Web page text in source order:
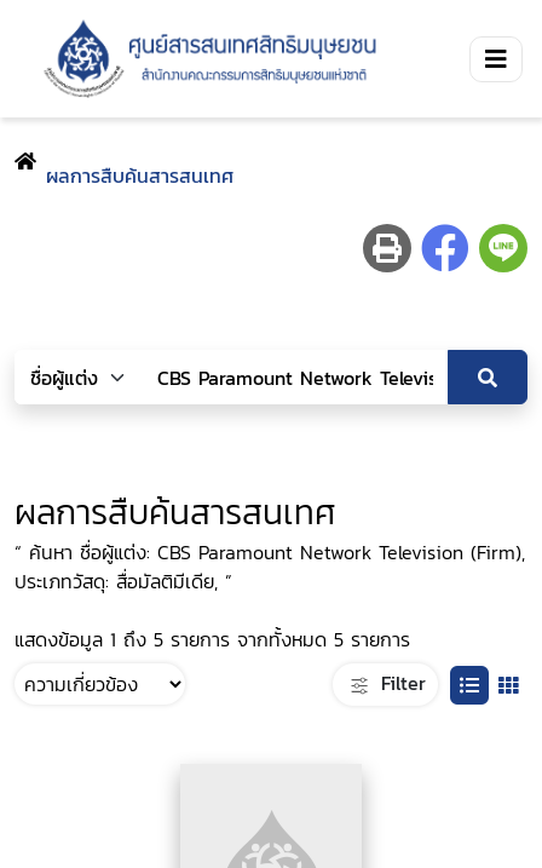
ผลการสืบค้นสารสนเทศ
ผลการสืบค้นสารสนเทศ
“ ค้นหา ชื่อผู้แต่ง: CBS Paramount Network Television (Firm),
ประเภทวัสดุ: สื่อมัลติมีเดีย, ”
แสดงข้อมูล 1 ถึง 5 รายการ จากทั้งหมด 5 รายการ
Filter